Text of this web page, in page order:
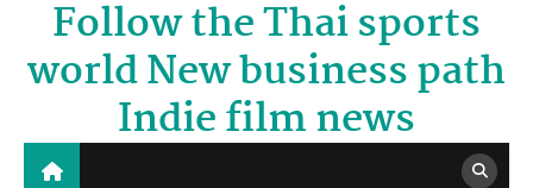
content
Follow the Thai sports
world New business path
Indie film news